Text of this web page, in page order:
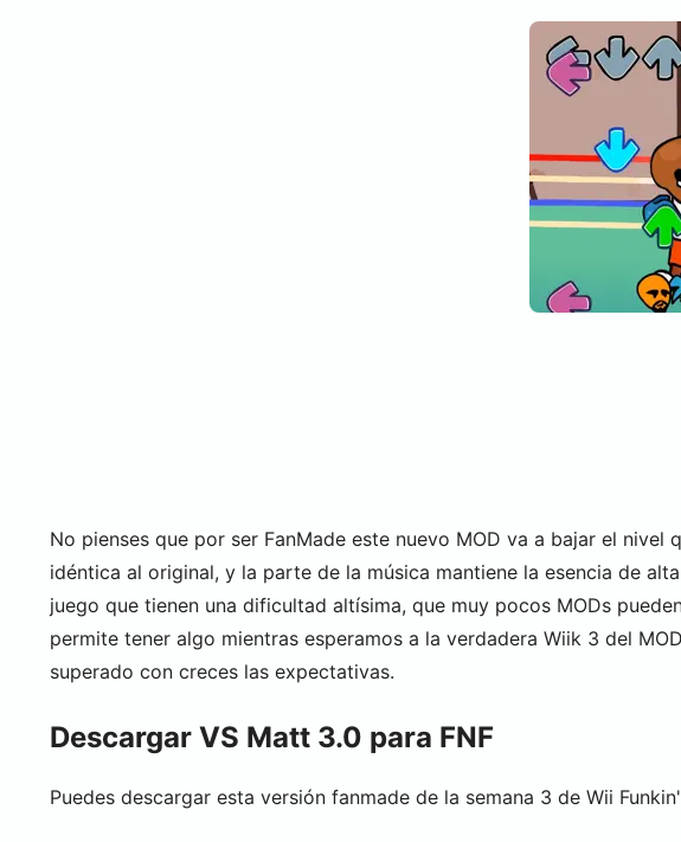
No pienses que por ser FanMade este nuevo MOD va a bajar el
idéntica al original, y la parte de la música mantiene la esencia de
juego que tienen una dificultad altísima, que muy pocos MODs
permite tener algo mientras esperamos a la verdadera Wiik 3 del
superado con creces las expectativas.
Descargar VS Matt 3.0 para FNF
Puedes descargar esta versión fanmade de la semana 3 de Wii